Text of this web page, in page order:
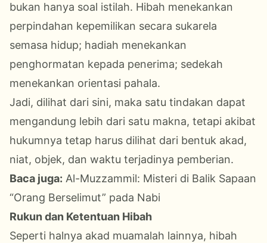
bukan hanya soal istilah. Hibah menekankan
perpindahan kepemilikan secara sukarela
semasa hidup; hadiah menekankan
penghormatan kepada penerima; sedekah
menekankan orientasi pahala.
Jadi, dilihat dari sini, maka satu tindakan dapat
mengandung lebih dari satu makna, tetapi akibat
hukumnya tetap harus dilihat dari bentuk akad,
niat, objek, dan waktu terjadinya pemberian.
Baca juga: Al-Muzzammil: Misteri di Balik Sapaan
“Orang Berselimut” pada Nabi
Rukun dan Ketentuan Hibah
Seperti halnya akad muamalah lainnya, hibah